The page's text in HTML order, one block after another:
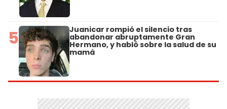
5 Juanicar rompió el silencio tras
abandonar abruptamente Gran
Hermano, y habló sobre la salud de su
mamá